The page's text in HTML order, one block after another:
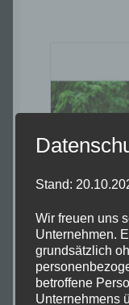
Stand:
Wir freuen uns
Unternehmen.
grundsätzlich
betroffene
Unternehmens